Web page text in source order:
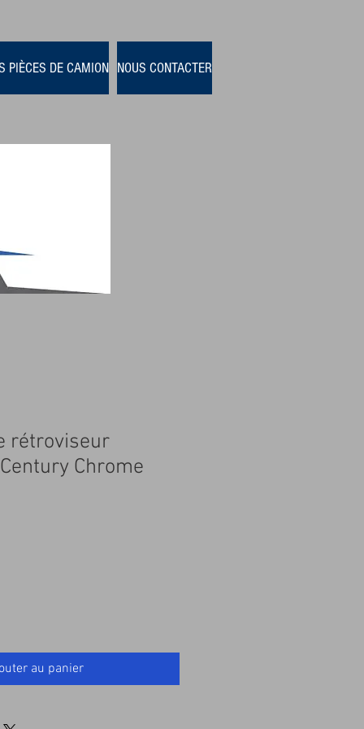
PIÈCES DE CAMION NOUS CONTACTER
rétroviseur
Chrome
au panier